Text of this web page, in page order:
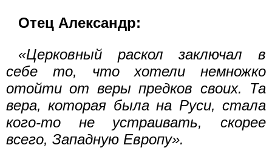
Отец Александр:
«Церковный раскол заключал в
себе то, что хотели немножко
отойти от веры предков своих. Та
вера, которая была на Руси, стала
кого-то не устраивать, скорее
всего, Западную Европу».